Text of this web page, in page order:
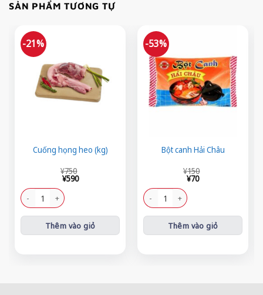
SẢN PHẨM TƯƠNG TỰ
-21%
Cuống họng heo (kg)
¥750
¥750.
¥590
tại
là:
¥590.
Cuống họng heo (kg) số lượng
Thêm vào giỏ
-53%
Bột canh Hải Châu
¥150
¥150.
¥70
tại
là:
¥70.
Bột canh Hải Châu số lượng
Thêm vào giỏ